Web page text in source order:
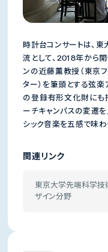
時計台コンサートは、
流として、2018年から
ンの近藤薫教授（東京
ター）を筆頭とする弦楽
の登録有形文化財にも
ーチキャンパスの変遷
シック音楽を五感で味わ
関連リンク
東京大学先端科学技
ザイン分野